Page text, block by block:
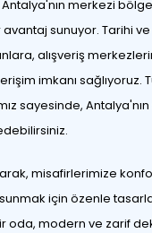
merkezi
sunuyor. Tarihi
alışveriş
imkanı sağlıyoruz.
sayesinde,
misafirlerimize
için özenle
oda, modern ve zarif